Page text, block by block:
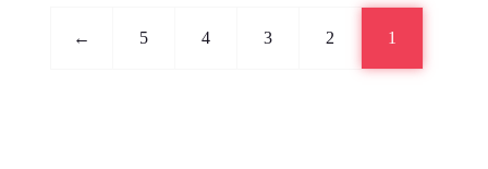
1
2
3
4
5
←